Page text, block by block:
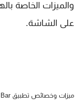
والميزات الخاصة
على الشاشة.
ميزات وخصائص تطبيق Super Status Bar